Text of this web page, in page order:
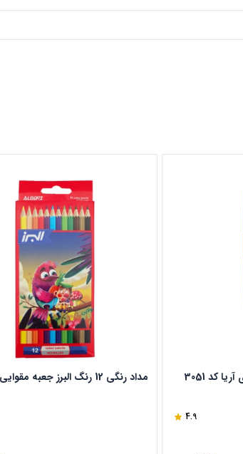
4.9
مداد رنگی 12 رنگ البرز جعبه مقوایی